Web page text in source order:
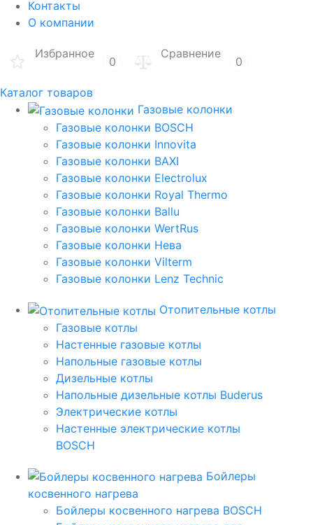
Контакты
О компании
Избранное
0
Сравнение
0
Каталог товаров
Газовые колонки
Газовые колонки BOSCH
Газовые колонки Innovita
Газовые колонки BAXI
Газовые колонки Electrolux
Газовые колонки Royal Thermo
Газовые колонки Ballu
Газовые колонки WertRus
Газовые колонки Нева
Газовые колонки Vilterm
Газовые колонки Lenz Technic
Отопительные котлы
Газовые котлы
Настенные газовые котлы
Напольные газовые котлы
Дизельные котлы
Напольные дизельные котлы Buderus
Электрические котлы
Настенные электрические котлы
BOSCH
Бойлеры
косвенного нагрева
Бойлеры косвенного нагрева BOSCH